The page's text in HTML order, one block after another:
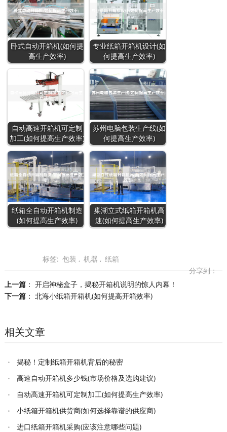
卧式自动开箱机(如何提
高生产效率)
专业纸箱开箱机设计(如
何提高生产效率)
自动高速开箱机可定制
加工(如何提高生产效率)
苏州电脑包装生产线(如
何提高生产效率)
纸箱全自动开箱机制造
(如何提高生产效率)
巢湖立式纸箱开箱机高
速(如何提高生产效率)
标签: 包装 , 机器 , 纸箱
分享到：
上一篇： 开启神秘盒子，揭秘开箱机说明的惊人内幕！
下一篇： 北海小纸箱开箱机(如何提高开箱效率)
相关文章
揭秘！定制纸箱开箱机背后的秘密
高速自动开箱机多少钱(市场价格及选购建议)
自动高速开箱机可定制加工(如何提高生产效率)
小纸箱开箱机供货商(如何选择靠谱的供应商)
进口纸箱开箱机采购(应该注意哪些问题)